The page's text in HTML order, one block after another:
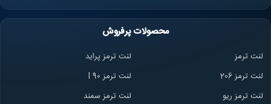
محصولات پرفروش
لنت ترمز
لنت ترمز پراید
لنت ترمز 206
لنت ترمز l 90
لنت ترمز ریو
لنت ترمز سمند